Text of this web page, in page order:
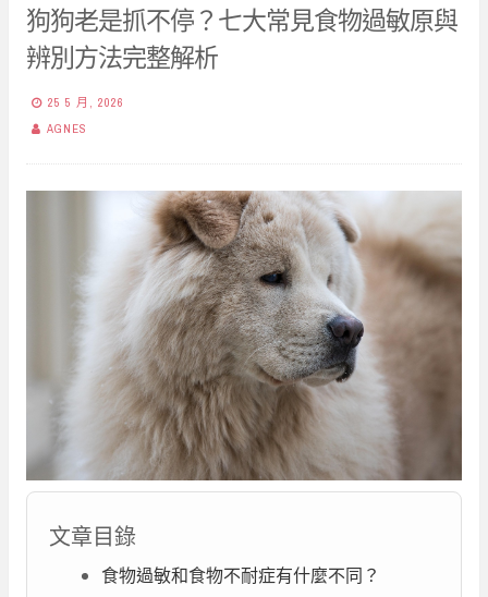
狗狗老是抓不停？七大常見食物過敏原與
辨別方法完整解析
25 5 月, 2026
AGNES
文章目錄
食物過敏和食物不耐症有什麼不同？